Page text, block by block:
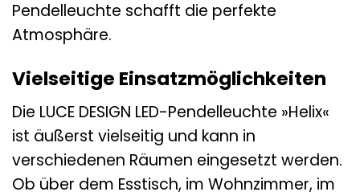
Pendelleuchte schafft die perfekte
Atmosphäre.
Vielseitige Einsatzmöglichkeiten
Die LUCE DESIGN LED-Pendelleuchte »Helix«
ist äußerst vielseitig und kann in
verschiedenen Räumen eingesetzt werden.
Ob über dem Esstisch, im Wohnzimmer, im